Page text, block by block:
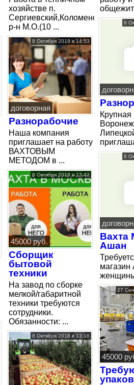
хозяйстве п.
Сергиевский,Коломенский
р-н М.О.(10 ...
8 Октября 2018 в 14:53
договорная
Разнорабочие
Наша компания
приглашает на работу
ВАХТОВЫМ
МЕТОДОМ в ...
8 Октября 2018 в 13:42
45000 руб.
Сборщик
бытовой
техники
На завод по сборке
мелкой/габаритной
техники требуются
сотрудники.
Обязанности: ...
8 Октября 2018 в 13:16
8
8
Вахта
Ашан
27
45000